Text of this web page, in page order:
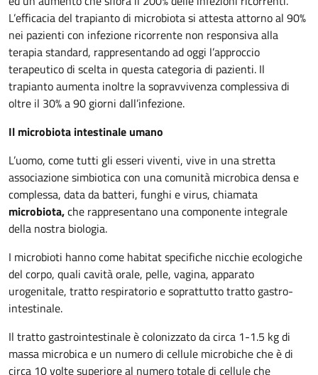
L’efficacia del trapianto di microbiota si attesta attorno al 90%
nei pazienti con infezione ricorrente non responsiva alla
terapia standard, rappresentando ad oggi l’approccio
terapeutico di scelta in questa categoria di pazienti. Il
trapianto aumenta inoltre la sopravvivenza complessiva di
oltre il 30% a 90 giorni dall’infezione.
Il microbiota intestinale umano
L’uomo, come tutti gli esseri viventi, vive in una stretta
associazione simbiotica con una comunità microbica densa e
complessa, data da batteri, funghi e virus, chiamata
microbiota,che rappresentano una componente integrale
della nostra biologia.
I microbioti hanno come habitat specifiche nicchie ecologiche
del corpo, quali cavità orale, pelle, vagina, apparato
urogenitale, tratto respiratorio e soprattutto tratto gastro-
intestinale.
Il tratto gastrointestinale è colonizzato da circa 1-1.5 kg di
massa microbica e un numero di cellule microbiche che è di
circa 10 volte superiore al numero totale di cellule che